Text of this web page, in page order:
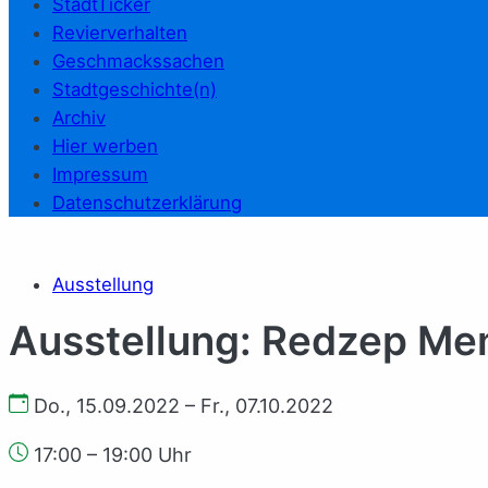
StadtTicker
Revierverhalten
Geschmackssachen
Stadtgeschichte(n)
Archiv
Hier werben
Impressum
Datenschutzerklärung
Ausstellung
Ausstellung: Redzep
Do., 15.09.2022 – Fr., 07.10.2022
17:00 – 19:00 Uhr